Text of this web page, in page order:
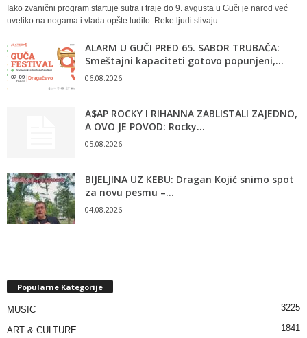
Iako zvanični program startuje sutra i traje do 9. avgusta u Guči je narod već
uveliko na nogama i vlada opšte ludilo Reke ljudi slivaju...
ALARM U GUČI PRED 65. SABOR TRUBAČA:
Smeštajni kapaciteti gotovo popunjeni,...
06.08.2026
A$AP ROCKY I RIHANNA ZABLISTALI ZAJEDNO,
A OVO JE POVOD: Rocky...
05.08.2026
BIJELJINA UZ KEBU: Dragan Kojić snimo spot
za novu pesmu –...
04.08.2026
Popularne Kategorije
MUSIC 3225
ART & CULTURE 1841